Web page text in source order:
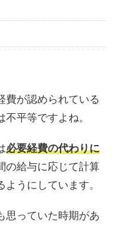
費が認められている
平等ですよね。
必要経費の代わりに
の給与に応じて計算
うにしています。
思っていた時期があ